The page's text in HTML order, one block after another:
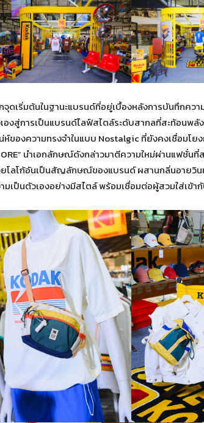
จุดเริ่มต้นในฐานะแบรนด์ที่อยู่เบื้องหลังการบันทึกค
องสู่การเป็นแบรนด์ไลฟ์สไตล์ระดับสากลที่สะท้อนพ
ห์ของความทรงจำในแบบ Nostalgic ที่ยังคงเชื่อมโยง
นำเอกลักษณ์ดังกล่าวมาตีความใหม่ผ่านแฟชั่น
โลโก้อันเป็นสัญลักษณ์ของแบรนด์ ผสานกลิ่นอายวิน
มเป็นตัวเองอย่างมีสไตล์ พร้อมเชื่อมต่อผู้สวมใส่เข้า